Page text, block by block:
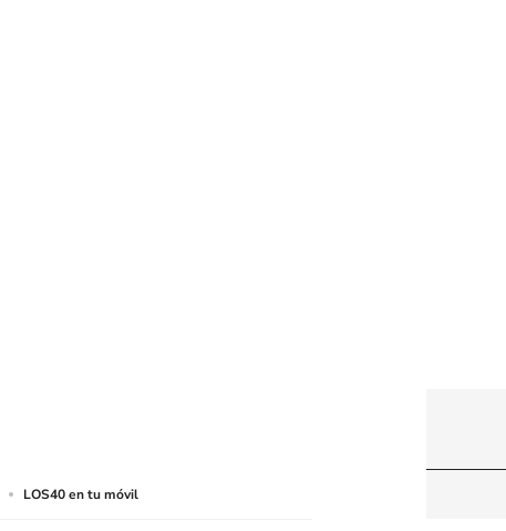
LOS40 en tu móvil